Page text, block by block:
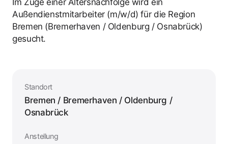
Im Zuge einer Altersnachfolge wird ein
Außendienstmitarbeiter (m/w/d) für die Region
Bremen (Bremerhaven / Oldenburg / Osnabrück)
gesucht.
Standort
Bremen / Bremerhaven / Oldenburg /
Osnabrück
Anstellung